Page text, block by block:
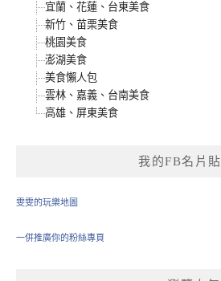
宜蘭、花蓮、台東美食
新竹、苗栗美食
桃園美食
澎湖美食
美食懶人包
雲林、嘉義、台南美食
高雄、屏東美食
我的FB名片貼
雯雯的玩樂地圖
一併推廣你的粉絲專頁